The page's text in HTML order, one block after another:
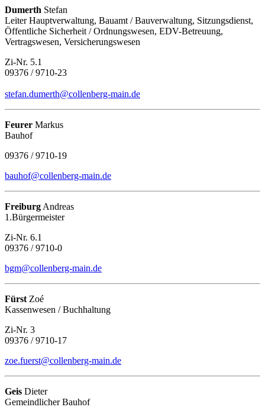
Dumerth Stefan
Leiter Hauptverwaltung, Bauamt / Bauverwaltung, Sitzungsdienst,
Öffentliche Sicherheit / Ordnungswesen, EDV-Betreuung,
Vertragswesen, Versicherungswesen
Zi-Nr. 5.1
09376 / 9710-23
stefan.dumerth@collenberg-main.de
Feurer Markus
Bauhof
09376 / 9710-19
bauhof@collenberg-main.de
Freiburg Andreas
1.Bürgermeister
Zi-Nr. 6.1
09376 / 9710-0
bgm@collenberg-main.de
Fürst Zoé
Kassenwesen / Buchhaltung
Zi-Nr. 3
09376 / 9710-17
zoe.fuerst@collenberg-main.de
Geis Dieter
Gemeindlicher Bauhof